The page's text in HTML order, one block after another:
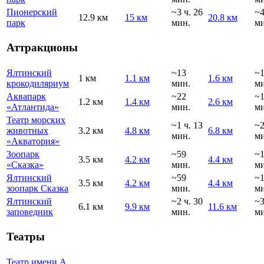
Пионерский
парк
12.9 км 15 км
~3 ч. 26
мин.
20.8 км
Аттракционы
Ялтинский
крокодиляриум
1 км 1.1 км
~13
мин.
1.6 км
Аквапарк
«Атлантида»
1.2 км 1.4 км
~22
мин.
2.6 км
Театр морских
животных
«Акватория»
3.2 км 4.8 км
~1 ч. 13
мин.
6.8 км
Зоопарк
«Сказка»
3.5 км 4.2 км
~59
мин.
4.4 км
Ялтинский
зоопарк Сказка
3.5 км 4.2 км
~59
мин.
4.4 км
Ялтинский
заповедник
6.1 км 9.9 км
~2 ч. 30
мин.
11.6 км
Театры
Театр имени А.